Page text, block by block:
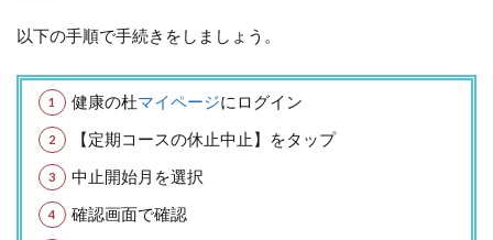
以下の手順で手続きをしましょう。
健康の杜マイページにログイン
【定期コースの休止中止】をタップ
中止開始月を選択
確認画面で確認